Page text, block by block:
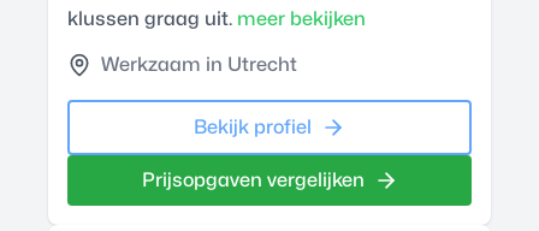
klussen graag uit. meer bekijken
Werkzaam in Utrecht
Bekijk profiel
Prijsopgaven vergelijken